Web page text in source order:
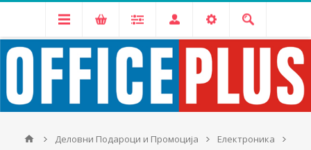
Деловни Подароци и Промоција
Електроника